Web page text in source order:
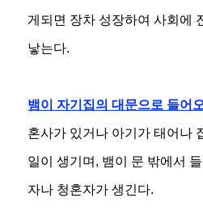
게되면 장차 성장하여 사회에
낳는다.
뱀이 자기집의 대문으로 들어
혼사가 있거나 아기가 태어나
일이 생기며, 뱀이 문 밖에서
자나 청혼자가 생긴다.